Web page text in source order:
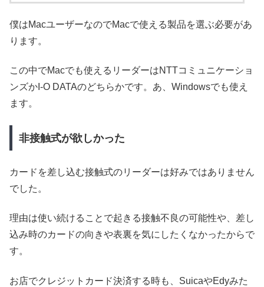
僕はMacユーザーなのでMacで使える製品を選ぶ必要があ
ります。
この中でMacでも使えるリーダーはNTTコミュニケーショ
ンズかI-O DATAのどちらかです。あ、Windowsでも使え
ます。
非接触式が欲しかった
カードを差し込む接触式のリーダーは好みではありません
でした。
理由は使い続けることで起きる接触不良の可能性や、差し
込み時のカードの向きや表裏を気にしたくなかったからで
す。
お店でクレジットカード決済する時も、SuicaやEdyみた